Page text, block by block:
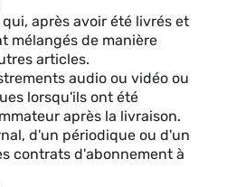
après avoir été livrés et
mélangés de manière
articles.
audio ou vidéo ou
lorsqu'ils ont été
après la livraison.
d'un périodique ou d'un
contrats d'abonnement à